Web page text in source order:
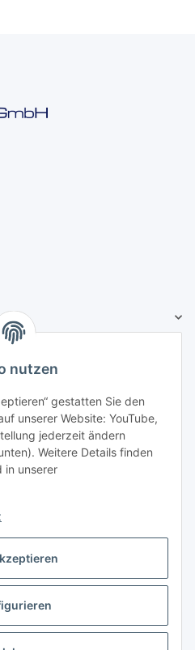
nutzen
gestatten Sie den
unserer Website: YouTube,
jederzeit ändern
Weitere Details finden
in unserer
widerrufen